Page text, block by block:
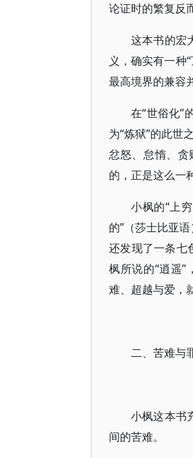
论证时的繁复反
这本书的宏
义，确实有一种
最高境界的兼容
在“世俗化”
为“炼狱”的此世
忿怒、怠惰、贪
的，正是这么一
小枫的“上
的”（莎士比亚
还发现了一条七
枫所说的“逍遥
难、超越与爱，
二、苦难与
小枫这本书
间的苦难。